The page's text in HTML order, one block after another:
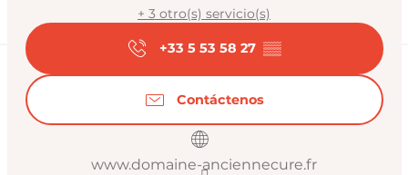
+ 3 otro(s) servicio(s)
+33 5 53 58 27 ▒▒
Contáctenos
www.domaine-anciennecure.fr